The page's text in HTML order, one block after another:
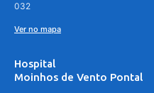
032
Ver no mapa
Hospital
Moinhos de Vento Pontal